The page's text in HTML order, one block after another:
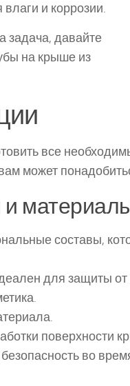
и коррозии.
задача, давайте
на крыше из
все
может
составы,
для защиты от
поверхности
во